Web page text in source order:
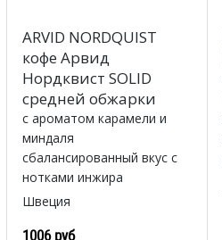
ARVID NORDQUIST
кофе Арвид
Нордквист SOLID
средней обжарки
с ароматом карамели и
миндаля
сбалансированный вкус с
нотками инжира
Швеция
1006 руб